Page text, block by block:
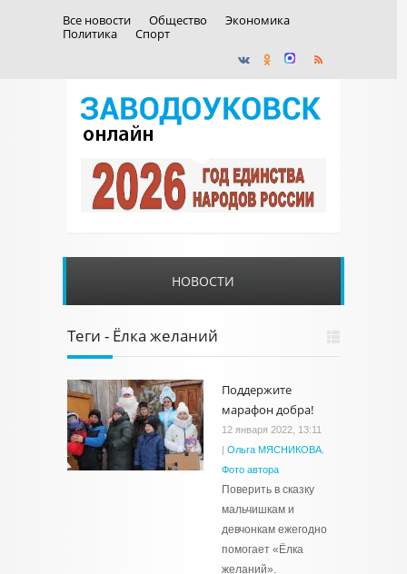
Все новости Общество
Экономика
Политика
Спорт
НОВОСТИ
Теги - Ёлка желаний
Поддержите
марафон добра!
12 января 2022, 13:11
| Ольга МЯСНИКОВА.
Фото автора
Поверить в сказку
мальчишкам и
девчонкам ежегодно
помогает «Ёлка
желаний».